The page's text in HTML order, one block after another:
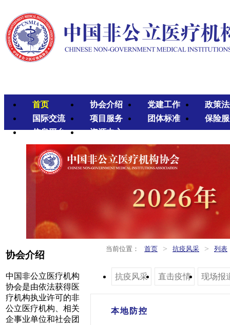
首页 协会介绍 党建工作
政策
国际交流
项目服务 团体标准
保险
信息平台
资源中心
协会介绍
中国非公立医疗机构
协会是由依法获得医
疗机构执业许可的非
公立医疗机构、相关
企事业单位和社会团
当前位置： 首页 > 抗疫风采 > 列表
抗疫风采 直击疫情 现场报
本地防控